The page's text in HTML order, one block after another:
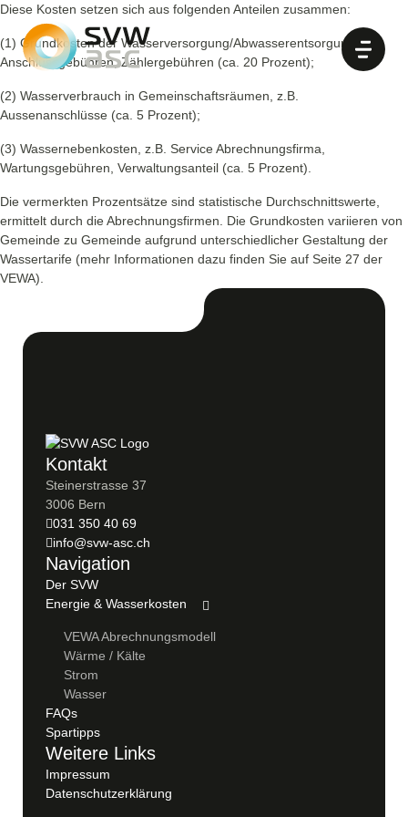
Diese Kosten setzen sich aus folgenden Anteilen zusammen:
(1) Grundkosten der Wasserversorgung/Abwasserentsorgung =
Anschlussgebühren, Zählergebühren (ca. 20 Prozent);
(2) Wasserverbrauch in Gemeinschaftsräumen, z.B.
Aussenanschlüsse (ca. 5 Prozent);
(3) Wassernebenkosten, z.B. Service Abrechnungsfirma,
Wartungsgebühren, Verwaltungsanteil (ca. 5 Prozent).
Die vermerkten Prozentsätze sind statistische Durchschnittswerte,
ermittelt durch die Abrechnungsfirmen. Die Grundkosten variieren von
Gemeinde zu Gemeinde aufgrund unterschiedlicher Gestaltung der
Wassertarife (mehr Informationen dazu finden Sie auf Seite 27 der
VEWA).
Kontakt
Steinerstrasse 37
3006 Bern
031 350 40 69
info@svw-asc.ch
Navigation
Der SVW
Energie & Wasserkosten
VEWA Abrechnungsmodell
Wärme / Kälte
Strom
Wasser
FAQs
Spartipps
Weitere Links
Impressum
Datenschutzerklärung